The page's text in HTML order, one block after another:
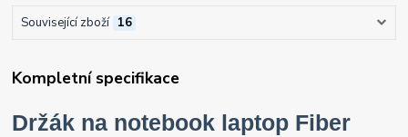
Související zboží 16
Kompletní specifikace
Držák na notebook laptop Fiber